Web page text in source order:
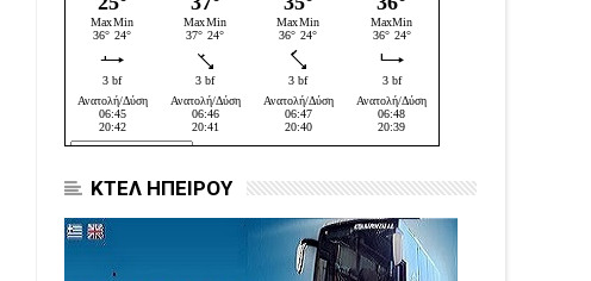
ΚΤΕΛ ΗΠΕΙΡΟΥ